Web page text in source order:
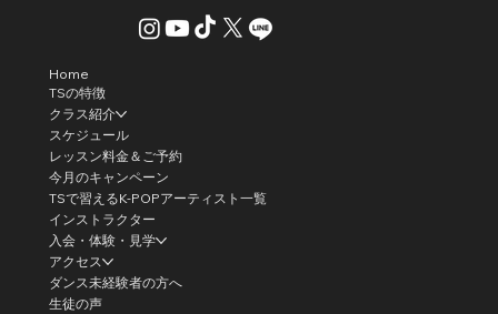
Home
TSの特徴
クラス紹介
スケジュール
レッスン料金＆ご予約
今月のキャンペーン
TSで習えるK-POPアーティスト一覧
インストラクター
入会・体験・見学
アクセス
ダンス未経験者の方へ
生徒の声